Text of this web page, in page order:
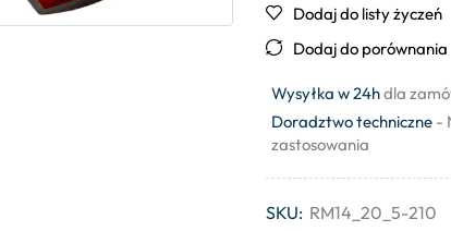
Dodaj do listy życzeń
Dodaj do porównania
Wysyłka w 24hdla
Doradztwo techniczne -
zastosowania
SKU: RM14_20_5-210